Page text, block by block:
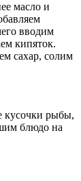
масло и
вводим
кипяток.
сахар, солим
кусочки рыбы,
блюдо на